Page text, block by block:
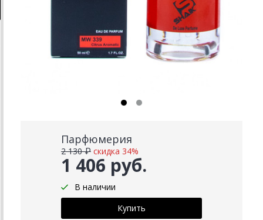
Парфюмерия
1 406 руб.
2 130 ₽ скидка 34%
В наличии